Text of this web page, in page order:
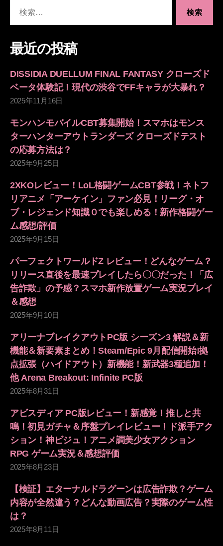
象:
最近の投稿
DISSIDIA DUELLUM FINAL FANTASY クローズド
ベータ体験記！現代の渋谷でFFキャラが大暴れ？
2025年11月16日
モンハンモバイルCBT募集開始！スマホはモンス
ターハンターアウトランダーズ クローズドテスト
の応募方法は？
2025年9月25日
2XKOレビュー！LoL格闘ゲームCBT参戦！ネトフ
リアニメ「アーケイン」ファン必見！リーグ・オ
ブ・レジェンド知識０でも楽しめる！新作格闘ゲー
ム感想/評価
2025年9月15日
パーフェクトワールドZ レビュー！どんなゲーム？
リリース直後を最速プレイしたら〇〇だった！「広
告詐欺」の予感？スマホ新作放置ゲーム実況プレイ
＆感想
2025年9月10日
アリーナブレイクアウトPC版 シーズン3 解説＆新
機能＆新要素まとめ！Steam/Epic 9月配信開始!拠
点拡張（ハイドアウト）新機能！新武器3種追加！
他 Arena Breakout: Infinite PC版
2025年8月31日
アビスディア PC版レビュー！新感覚！推しと共
鳴！初見ガチャ＆序盤プレイレビュー！ド派手アク
ション！神ビジュ！アニメ調美少女アクション
RPG ゲーム実況＆感想評価
2025年8月23日
【検証】エターナルドラグーンは広告詐欺？ゲーム
内容が全然違う？どんな動画広告？実際のゲーム性
は？
2025年8月11日